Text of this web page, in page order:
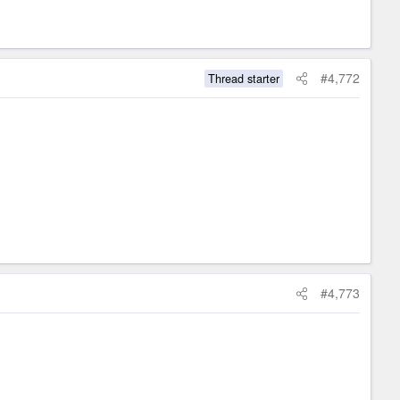
Thread starter #4,772
#4,773